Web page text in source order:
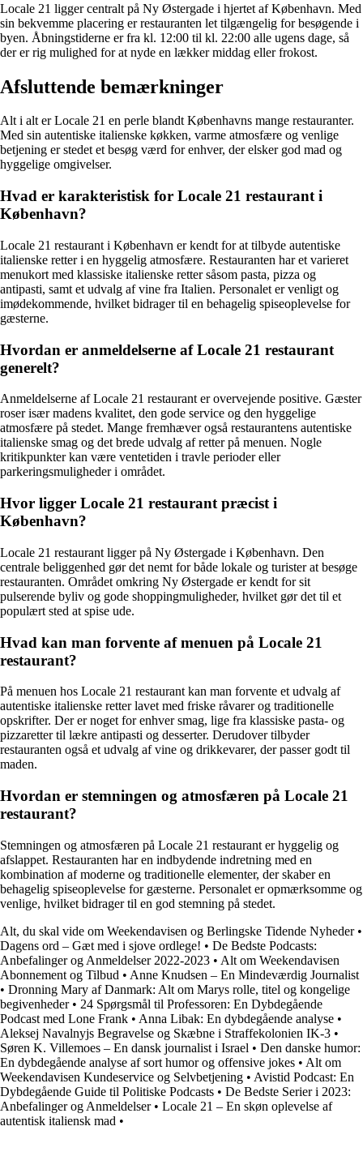
Locale 21 ligger centralt på Ny Østergade i hjertet af København. Med
sin bekvemme placering er restauranten let tilgængelig for besøgende i
byen. Åbningstiderne er fra kl. 12:00 til kl. 22:00 alle ugens dage, så
der er rig mulighed for at nyde en lækker middag eller frokost.
Afsluttende bemærkninger
Alt i alt er Locale 21 en perle blandt Københavns mange restauranter.
Med sin autentiske italienske køkken, varme atmosfære og venlige
betjening er stedet et besøg værd for enhver, der elsker god mad og
hyggelige omgivelser.
Hvad er karakteristisk for Locale 21 restaurant i
København?
Locale 21 restaurant i København er kendt for at tilbyde autentiske
italienske retter i en hyggelig atmosfære. Restauranten har et varieret
menukort med klassiske italienske retter såsom pasta, pizza og
antipasti, samt et udvalg af vine fra Italien. Personalet er venligt og
imødekommende, hvilket bidrager til en behagelig spiseoplevelse for
gæsterne.
Hvordan er anmeldelserne af Locale 21 restaurant
generelt?
Anmeldelserne af Locale 21 restaurant er overvejende positive. Gæster
roser især madens kvalitet, den gode service og den hyggelige
atmosfære på stedet. Mange fremhæver også restaurantens autentiske
italienske smag og det brede udvalg af retter på menuen. Nogle
kritikpunkter kan være ventetiden i travle perioder eller
parkeringsmuligheder i området.
Hvor ligger Locale 21 restaurant præcist i
København?
Locale 21 restaurant ligger på Ny Østergade i København. Den
centrale beliggenhed gør det nemt for både lokale og turister at besøge
restauranten. Området omkring Ny Østergade er kendt for sit
pulserende byliv og gode shoppingmuligheder, hvilket gør det til et
populært sted at spise ude.
Hvad kan man forvente af menuen på Locale 21
restaurant?
På menuen hos Locale 21 restaurant kan man forvente et udvalg af
autentiske italienske retter lavet med friske råvarer og traditionelle
opskrifter. Der er noget for enhver smag, lige fra klassiske pasta- og
pizzaretter til lækre antipasti og desserter. Derudover tilbyder
restauranten også et udvalg af vine og drikkevarer, der passer godt til
maden.
Hvordan er stemningen og atmosfæren på Locale 21
restaurant?
Stemningen og atmosfæren på Locale 21 restaurant er hyggelig og
afslappet. Restauranten har en indbydende indretning med en
kombination af moderne og traditionelle elementer, der skaber en
behagelig spiseoplevelse for gæsterne. Personalet er opmærksomme og
venlige, hvilket bidrager til en god stemning på stedet.
Alt, du skal vide om Weekendavisen og Berlingske Tidende Nyheder•
Dagens ord – Gæt med i sjove ordlege! • De Bedste Podcasts:
Anbefalinger og Anmeldelser 2022-2023 • Alt om Weekendavisen
Abonnement og Tilbud • Anne Knudsen – En Mindeværdig Journalist
• Dronning Mary af Danmark: Alt om Marys rolle, titel og kongelige
begivenheder• 24 Spørgsmål til Professoren: En Dybdegående
Podcast med Lone Frank • Anna Libak: En dybdegående analyse •
Aleksej Navalnyjs Begravelse og Skæbne i Straffekolonien IK-3 •
Søren K. Villemoes – En dansk journalist i Israel • Den danske humor:
En dybdegående analyse af sort humor og offensive jokes • Alt om
Weekendavisen Kundeservice og Selvbetjening • Avistid Podcast: En
Dybdegående Guide til Politiske Podcasts • De Bedste Serier i 2023:
Anbefalinger og Anmeldelser• Locale 21 – En skøn oplevelse af
autentisk italiensk mad •